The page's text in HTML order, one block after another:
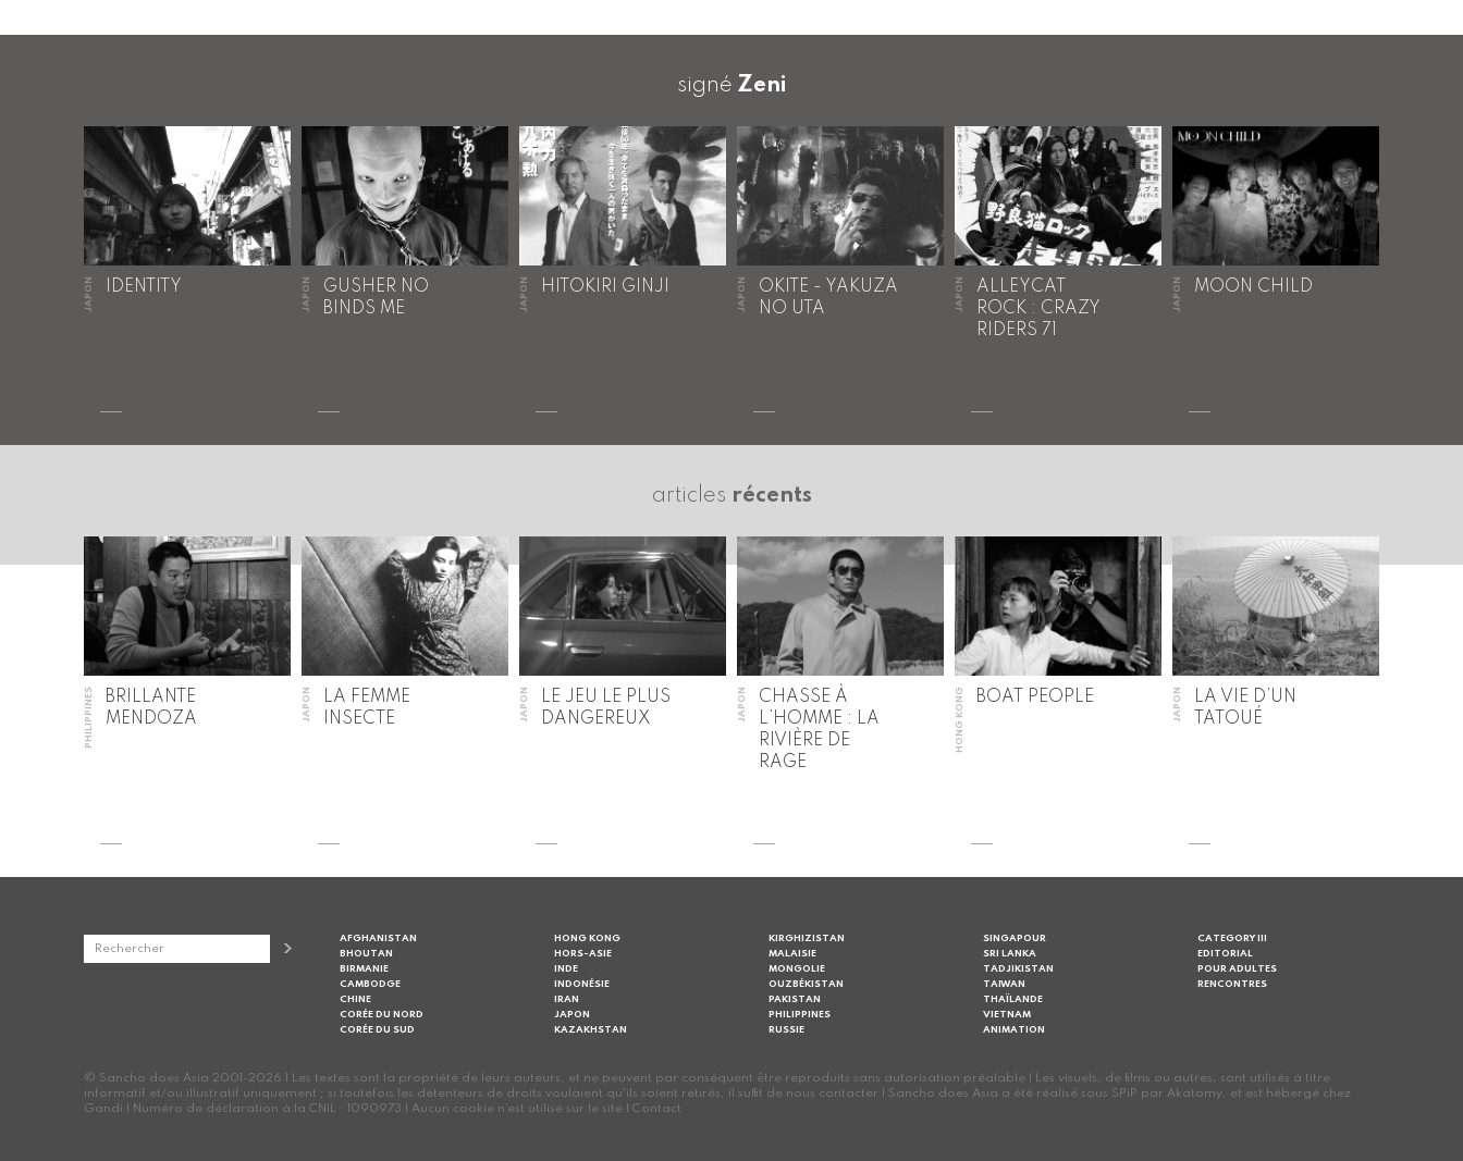
signé Zeni
JAPON IDENTITY JAPON
GUSHER NO
BINDS ME
JAPON HITOKIRI GINJI JAPON
OKITE - YAKUZA
NO UTA
JAPON
ALLEYCAT
ROCK : CRAZY
RIDERS 71
JAPON MOON CHILD
articles récents
PHILIPPINES
BRILLANTE
MENDOZA
JAPON
LA FEMME
INSECTE
JAPON
LE JEU LE PLUS
DANGEREUX
JAPON
CHASSE À
L’HOMME : LA
RIVIÈRE DE
RAGE
HONG KONG BOAT PEOPLE JAPON
LA VIE D’UN
TATOUÉ
AFGHANISTAN
BHOUTAN
BIRMANIE
CAMBODGE
CHINE
CORÉE DU NORD
CORÉE DU SUD
HONG KONG
HORS-ASIE
INDE
INDONÉSIE
IRAN
JAPON
KAZAKHSTAN
KIRGHIZISTAN
MALAISIE
MONGOLIE
OUZBÉKISTAN
PAKISTAN
PHILIPPINES
RUSSIE
SINGAPOUR
SRI LANKA
TADJIKISTAN
TAIWAN
THAÏLANDE
VIETNAM
ANIMATION
CATEGORY III
EDITORIAL
POUR ADULTES
RENCONTRES
© Sancho does Asia 2001-2026 | Les textes sont la propriété de leurs auteurs, et ne peuvent par conséquent être reproduits sans autorisation préalable | Les visuels, de films ou autres, sont utilisés à titre
informatif et/ou illustratif uniquement ; si toutefois les détenteurs de droits voulaient qu'ils soient retirés, il suffit de nous contacter | Sancho does Asia a été réalisé sous SPiP par Akatomy, et est hébergé chez
Gandi | Numéro de déclaration à la CNIL : 1090973 | Aucun cookie n'est utilisé sur le site | Contact